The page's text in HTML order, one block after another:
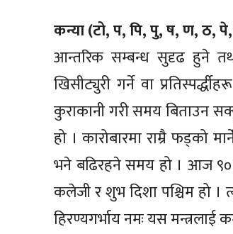
कन्या (टो, प, पि, पु, ष, ण, ठ,
आन्तरिक सम्बन्ध सुदृढ हुने
खिसीट्युरी गर्ने वा
कुराकानी गरी समय बिताउन
हो । कारोबारमा राम्रै फड्को
भने बढिरहने समय हो । आज
कलेजी र शुभ दिशा पश्चिम हो
हिरण्यगर्भाय नमः यस मन्त्रलाई